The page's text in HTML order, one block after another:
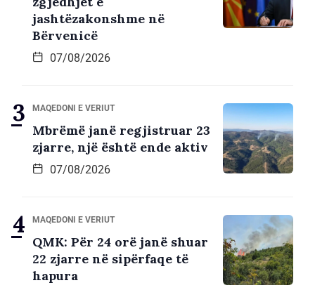
jashtëzakonshme në
Bërvenicë
07/08/2026
MAQEDONI E VERIUT
Mbrëmë janë regjistruar 23
zjarre, një është ende aktiv
07/08/2026
MAQEDONI E VERIUT
QMK: Për 24 orë janë shuar
22 zjarre në sipërfaqe të
hapura